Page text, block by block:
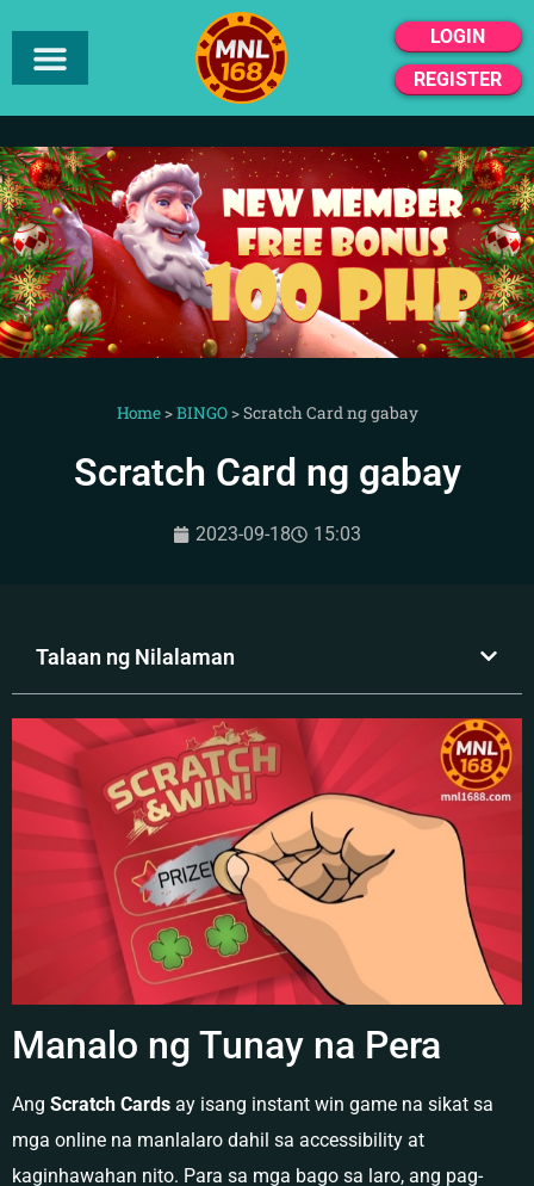
LOGIN
REGISTER
Home>BINGO>Scratch Card ng gabay
Scratch Card ng gabay
2023-09-18 15:03
Talaan ng Nilalaman
Manalo ng Tunay na Pera
Ang Scratch Cards ay isang instant win game na sikat sa
mga online na manlalaro dahil sa accessibility at
kaginhawahan nito. Para sa mga bago sa laro, ang pag-